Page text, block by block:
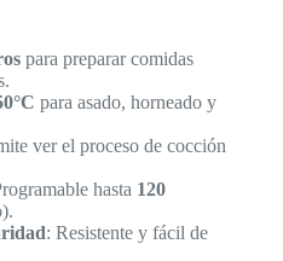
para preparar comidas
para asado, horneado y
ver el proceso de cocción
hasta 120
: Resistente y fácil de